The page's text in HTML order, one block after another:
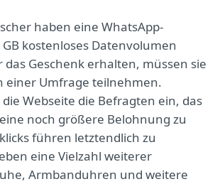
haben eine WhatsApp-
kostenloses Datenvolumen
Geschenk erhalten, müssen sie
einer Umfrage teilnehmen.
Webseite die Befragten ein, das
noch größere Belohnung zu
führen letztendlich zu
eine Vielzahl weiterer
Armbanduhren und weitere